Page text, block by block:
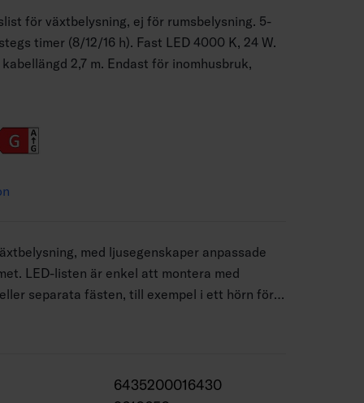
för växtbelysning, ej för rumsbelysning. 5-
timer (8/12/16 h). Fast LED 4000 K, 24 W.
2,7 m. Endast för inomhusbruk,
med ljusegenskaper anpassade
LED-listen är enkel att montera med
separata fästen, till exempel i ett hörn för
tätas noggrant. Produktens treåriga
LED-lister som tydligt oxiderat på
6435200016430